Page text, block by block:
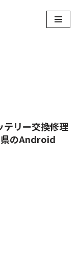
テリー交換修理
県のAndroid